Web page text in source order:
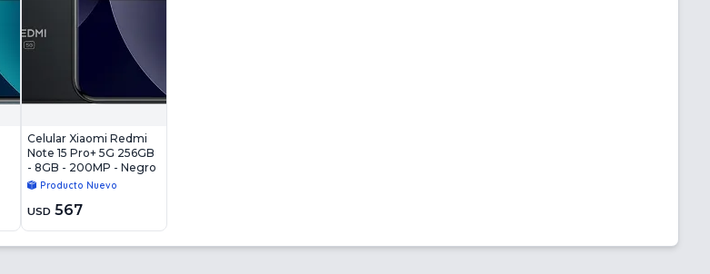
Celular Xiaomi Redmi
Note 15 Pro+ 5G 256GB
- 8GB - 200MP - Negro
Producto Nuevo
USD 567